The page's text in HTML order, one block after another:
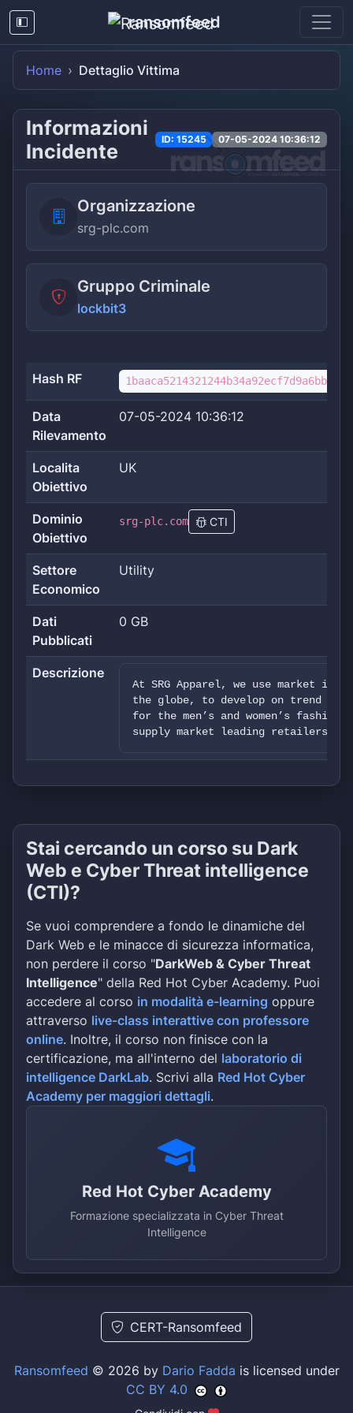
ransomfeed
Home Dettaglio Vittima
Informazioni
Incidente
ID: 15245 07-05-2024 10:36:12
Organizzazione
srg-plc.com
Gruppo Criminale
lockbit3
Hash RF
Data
Rilevamento
07-05-2024 10:36:12
Localita
Obiettivo
UK
Dominio
Obiettivo
srg-plc.com CTI
Settore
Economico
Utility
Dati
Pubblicati
0 GB
Descrizione
At SRG Apparel, we use market
the globe, to develop on trend and
for the men’s and women’s fashion
supply market leading retailers
Stai cercando un corso su Dark
Web e Cyber Threat intelligence
(CTI)?
Se vuoi comprendere a fondo le dinamiche del
Dark Web e le minacce di sicurezza informatica,
non perdere il corso "DarkWeb & Cyber Threat
Intelligence" della Red Hot Cyber Academy. Puoi
accedere al corso in modalità e-learning oppure
attraverso live-class interattive con professore
online. Inoltre, il corso non finisce con la
certificazione, ma all'interno del laboratorio di
intelligence DarkLab. Scrivi alla Red Hot Cyber
Academy per maggiori dettagli.
Red Hot Cyber Academy
Formazione specializzata in Cyber Threat
Intelligence
CERT-Ransomfeed
Ransomfeed © 2026 by Dario Fadda is licensed under
CC BY 4.0